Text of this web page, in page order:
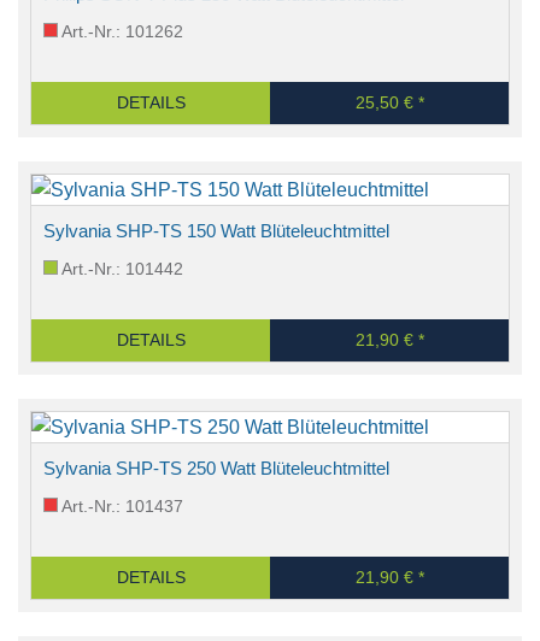
Art.-Nr.: 101262
DETAILS 25,50 € *
Sylvania SHP-TS 150 Watt Blüteleuchtmittel
Art.-Nr.: 101442
DETAILS 21,90 € *
Sylvania SHP-TS 250 Watt Blüteleuchtmittel
Art.-Nr.: 101437
DETAILS 21,90 € *